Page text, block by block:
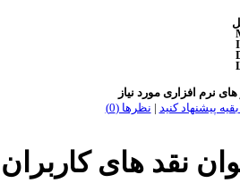
پیشنهاد کنید | نظر‌ها (0)
نقد های کاربران